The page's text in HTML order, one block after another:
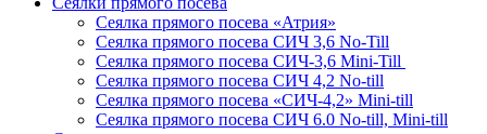
Сеялка прямого посева «Атрия»
Сеялка прямого посева СИЧ 3,6 No-Till
Сеялка прямого посева СИЧ-3,6 Mini-Till
Сеялка прямого посева СИЧ 4,2 No-till
Сеялка прямого посева «СИЧ-4,2» Mini-till
Сеялка прямого посева СИЧ 6.0 No-till, Mini-till